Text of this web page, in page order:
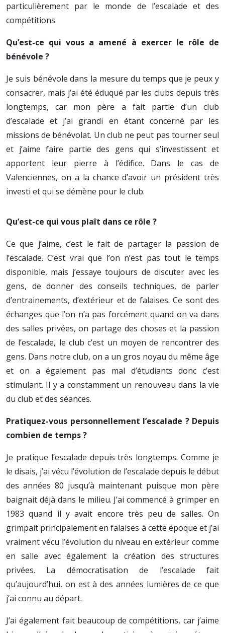
particulièrement par le monde de l’escalade et des
compétitions.
Qu’est-ce qui vous a amené à exercer le rôle de
bénévole ?
Je suis bénévole dans la mesure du temps que je peux y
consacrer, mais j’ai été éduqué par les clubs depuis très
longtemps, car mon père a fait partie d’un club
d’escalade et j’ai grandi en étant concerné par les
missions de bénévolat. Un club ne peut pas tourner seul
et j’aime faire partie des gens qui s’investissent et
apportent leur pierre à l’édifice. Dans le cas de
Valenciennes, on a la chance d’avoir un président très
investi et qui se démène pour le club.
Qu’est-ce qui vous plaît dans ce rôle ?
Ce que j’aime, c’est le fait de partager la passion de
l’escalade. C’est vrai que l’on n’est pas tout le temps
disponible, mais j’essaye toujours de discuter avec les
gens, de donner des conseils techniques, de parler
d’entrainements, d’extérieur et de falaises. Ce sont des
échanges que l’on n’a pas forcément quand on va dans
des salles privées, on partage des choses et la passion
de l’escalade, le club c’est un moyen de rencontrer des
gens. Dans notre club, on a un gros noyau du même âge
et on a également pas mal d’étudiants donc c’est
stimulant. Il y a constamment un renouveau dans la vie
du club et des séances.
Pratiquez-vous personnellement l’escalade ? Depuis
combien de temps ?
Je pratique l’escalade depuis très longtemps. Comme je
le disais, j’ai vécu l’évolution de l’escalade depuis le début
des années 80 jusqu’à maintenant puisque mon père
baignait déjà dans le milieu. J’ai commencé à grimper en
1983 quand il y avait encore très peu de salles. On
grimpait principalement en falaises à cette époque et j’ai
vraiment vécu l’évolution du niveau en extérieur comme
en salle avec également la création des structures
privées. La démocratisation de l’escalade fait
qu’aujourd’hui, on est à des années lumières de ce que
j’ai connu au départ.
J’ai également fait beaucoup de compétitions, car j’aime